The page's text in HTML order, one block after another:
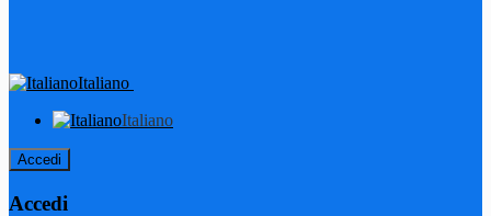
Italiano
Italiano
Accedi
Accedi